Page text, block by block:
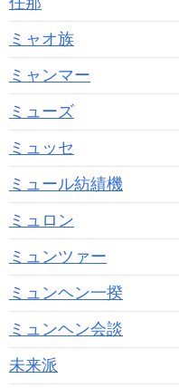
ミャオ族
ミャンマー
ミューズ
ミュッセ
ミュール紡績機
ミュロン
ミュンツァー
ミュンヘン一揆
ミュンヘン会談
未来派